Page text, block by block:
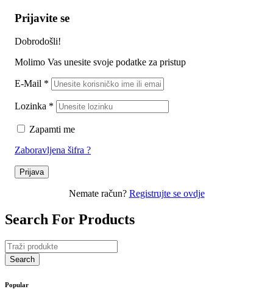
Prijavite se
Dobrodošli!
Molimo Vas unesite svoje podatke za pristup
E-Mail *
Lozinka *
Zapamti me
Zaboravljena šifra ?
Prijava
Nemate račun? Registrujte se ovdje
Search For Products
Popular